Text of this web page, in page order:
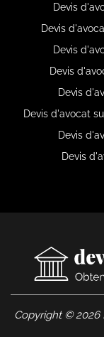
Devis
Devis
Devis
Devis
Devis
Devis d'avocat
Devis
Devis
Copyright © 2026